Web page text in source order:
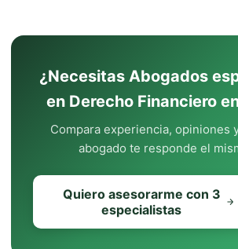
¿Necesitas Abogados
en Derecho Financiero
Compara experiencia, opiniones
abogado te responde el
Quiero asesorarme con 3
especialistas